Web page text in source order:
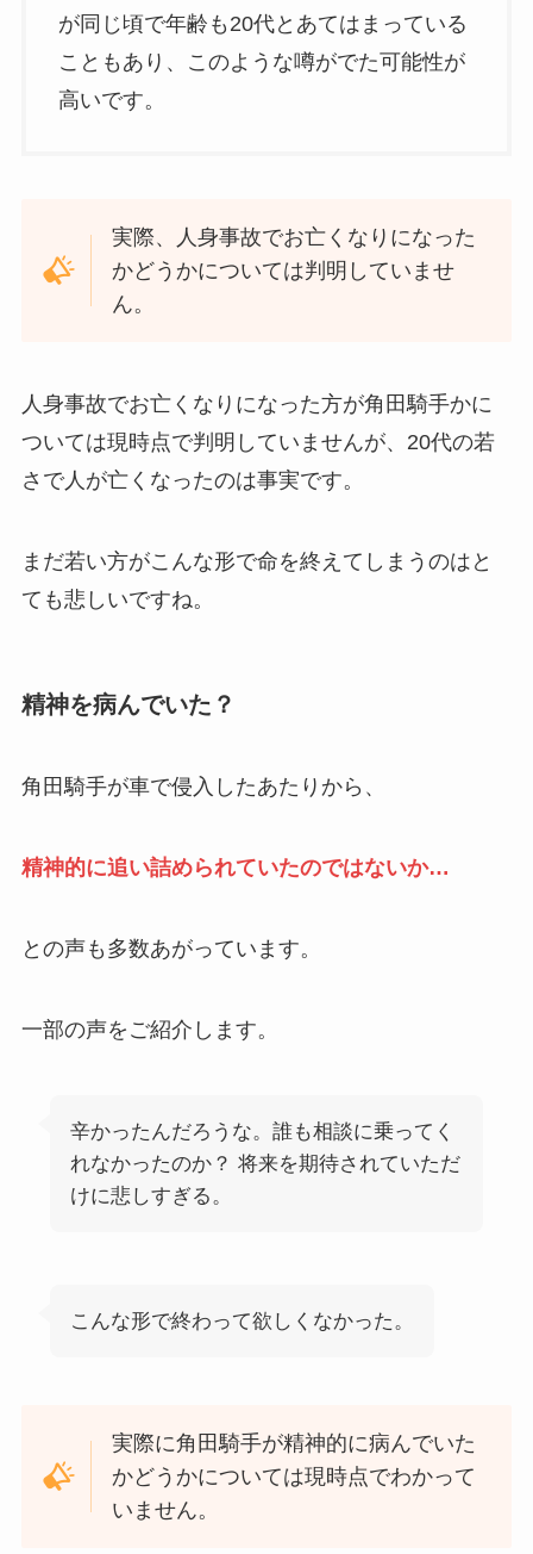
が同じ頃で年齢も20代とあてはまっている
こともあり、このような噂がでた可能性が
高いです。
実際、人身事故でお亡くなりになった
かどうかについては判明していませ
ん。
人身事故でお亡くなりになった方が角田騎手かに
ついては現時点で判明していませんが、20代の若
さで人が亡くなったのは事実です。
まだ若い方がこんな形で命を終えてしまうのはと
ても悲しいですね。
精神を病んでいた？
角田騎手が車で侵入したあたりから、
精神的に追い詰められていたのではないか…
との声も多数あがっています。
一部の声をご紹介します。
辛かったんだろうな。誰も相談に乗ってく
れなかったのか？ 将来を期待されていただ
けに悲しすぎる。
こんな形で終わって欲しくなかった。
実際に角田騎手が精神的に病んでいた
かどうかについては現時点でわかって
いません。